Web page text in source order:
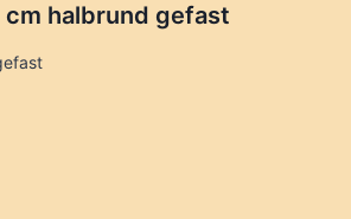
halbrund gefast